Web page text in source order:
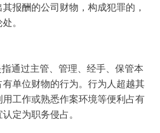
报酬的公司财物，构成犯罪的，
。
通过主管、管理、经手、保管本
单位财物的行为。行为人超越其
工作或熟悉作案环境等便利占有
定为职务侵占。